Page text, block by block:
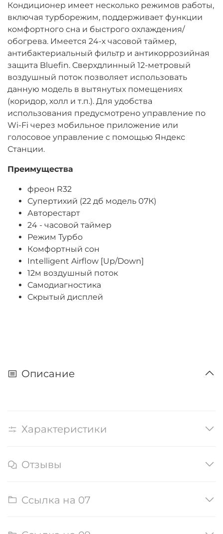
Кондиционер имеет несколько режимов работы,
включая турборежим, поддерживает функции
комфортного сна и быстрого охлаждения/
обогрева. Имеется 24-х часовой таймер,
антибактериальный фильтр и антикоррозийная
защита Bluefin. Сверхдлинный 12-метровый
воздушный поток позволяет использовать
данную модель в вытянутых помещениях
(коридор, холл и т.п.). Для удобства
использования предусмотрено управление по
Wi-Fi через мобильное приложение или
голосовое управление с помощью Яндекс
Станции.
Преимущества
фреон R32
Супертихий (22 дб модель 07К)
Авторестарт
24 - часовой таймер
Режим Турбо
Комфортный сон
Intelligent Airflow [Up/Down]
12м воздушный поток
Самодиагностика
Скрытый дисплей
Описание
Характеристики
Отзывы
Ссылка на 07